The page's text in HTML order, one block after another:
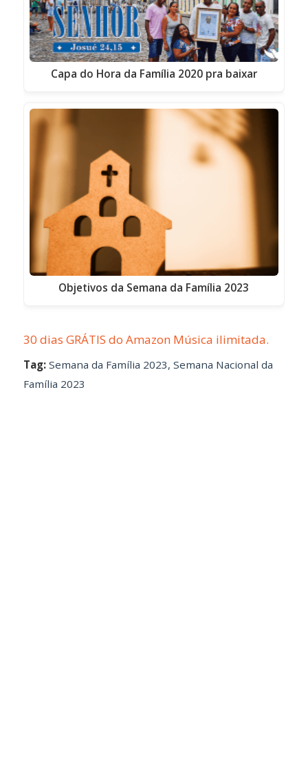
Capa do Hora da Família 2020 pra baixar
Objetivos da Semana da Família 2023
30 dias GRÁTIS do Amazon Música ilimitada.
Tag: Semana da Família 2023, Semana Nacional da
Família 2023